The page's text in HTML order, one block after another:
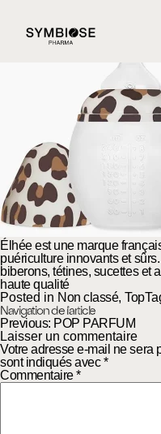
Élhée estune marque
puériculture innovants et sûrs
biberons, tétines, sucettes et
haute qualité
Posted in Non classé,Top
Navigation de l’article
Previous: POP PARFUM
Laisser un commentaire
Votre adresse e-mail ne sera
sont indiqués avec*
Commentaire*